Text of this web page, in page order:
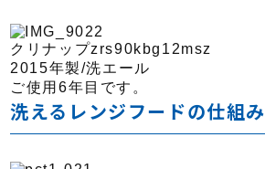
クリナップzrs90kbg12msz
2015年製/洗エール
ご使用6年目です。
洗えるレンジフードの仕組み